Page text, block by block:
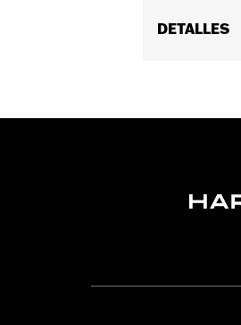
DETALLES
extremo del
Contenido